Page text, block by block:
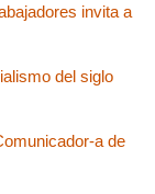
invita a
del siglo
a de